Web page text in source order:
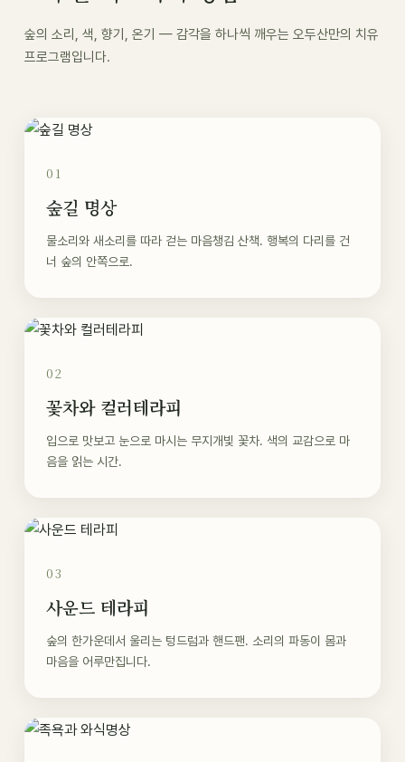
숲의 소리, 색, 향기, 온기 — 감각을 하나씩 깨우는 오두산만의 치유
프로그램입니다.
01
숲길 명상
물소리와 새소리를 따라 걷는 마음챙김 산책. 행복의 다리를 건
너 숲의 안쪽으로.
02
꽃차와 컬러테라피
입으로 맛보고 눈으로 마시는 무지개빛 꽃차. 색의 교감으로 마
음을 읽는 시간.
03
사운드 테라피
숲의 한가운데서 울리는 텅드럼과 핸드팬. 소리의 파동이 몸과
마음을 어루만집니다.